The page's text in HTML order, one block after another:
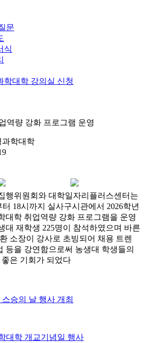
문
식
학대학 강의실 신청
역량 강화 프로그램 운영
과학대학
행위원회와 대학일자리플러스센터는
터 18시까지 실사구시관에서 2026학년
대학 취업역량 강화 프로그램을 운영
대 재학생 225명이 참석하였으며 바른
소장이 강사로 초빙되어 채용 트렌
등을 강연함으로써 농생대 학생들의
은 기회가 되었다
승의 날 행사 개최
대학 개교기념일 행사